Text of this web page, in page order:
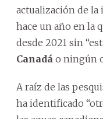
actualización de la
hace un año en la
desde 2021 sin
Canadá o ningún
A raíz de las
ha identificado